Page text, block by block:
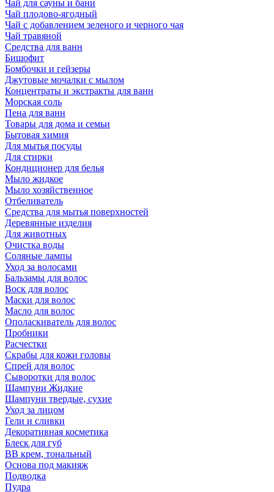
Чай для сауны и бани
Чай плодово-ягодный
Чай с добавлением зеленого и черного чая
Чай травяной
Средства для ванн
Бишофит
Бомбочки и гейзеры
Джутовые мочалки с мылом
Концентраты и экстракты для ванн
Морская соль
Пена для ванн
Товары для дома и семьи
Бытовая химия
Для мытья посуды
Для стирки
Кондиционер для белья
Мыло жидкое
Мыло хозяйственное
Отбеливатель
Средства для мытья поверхностей
Деревянные изделия
Для животных
Очистка воды
Соляные лампы
Уход за волосами
Бальзамы для волос
Воск для волос
Маски для волос
Масло для волос
Ополаскиватель для волос
Пробники
Расчестки
Скрабы для кожи головы
Спрей для волос
Сыворотки для волос
Шампуни Жидкие
Шампуни твердые, сухие
Уход за лицом
Гели и сливки
Декоративная косметика
Блеск для губ
ВВ крем, тональный
Основа под макияж
Подводка
Пудра